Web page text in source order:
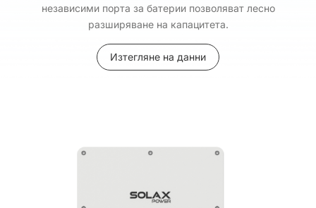
независими порта за батерии позволяват лесно
разширяване на капацитета.
Изтегляне на данни